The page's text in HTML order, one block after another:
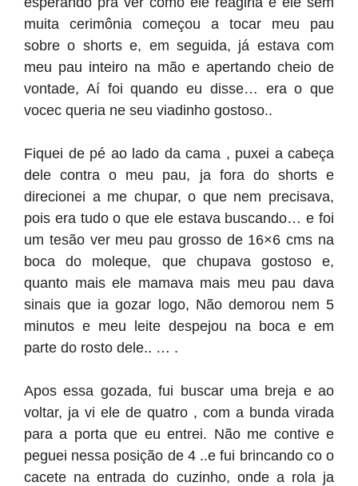
muita cerimônia começou a tocar meu pau
sobre o shorts e, em seguida, já estava com
meu pau inteiro na mão e apertando cheio de
vontade, Aí foi quando eu disse… era o que
vocec queria ne seu viadinho gostoso..
Fiquei de pé ao lado da cama , puxei a cabeça
dele contra o meu pau, ja fora do shorts e
direcionei a me chupar, o que nem precisava,
pois era tudo o que ele estava buscando… e foi
um tesão ver meu pau grosso de 16×6 cms na
boca do moleque, que chupava gostoso e,
quanto mais ele mamava mais meu pau dava
sinais que ia gozar logo, Não demorou nem 5
minutos e meu leite despejou na boca e em
parte do rosto dele.. … .
Apos essa gozada, fui buscar uma breja e ao
voltar, ja vi ele de quatro , com a bunda virada
para a porta que eu entrei. Não me contive e
peguei nessa posição de 4 ..e fui brincando co o
cacete na entrada do cuzinho, onde a rola ja